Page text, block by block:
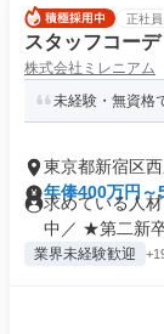
正社員
スタッフコー
株式会社ミレニアム
未経験・無資格
東京都新宿区
年俸400万円～
求めている人
中／ ★第二新
業界未経験歓迎